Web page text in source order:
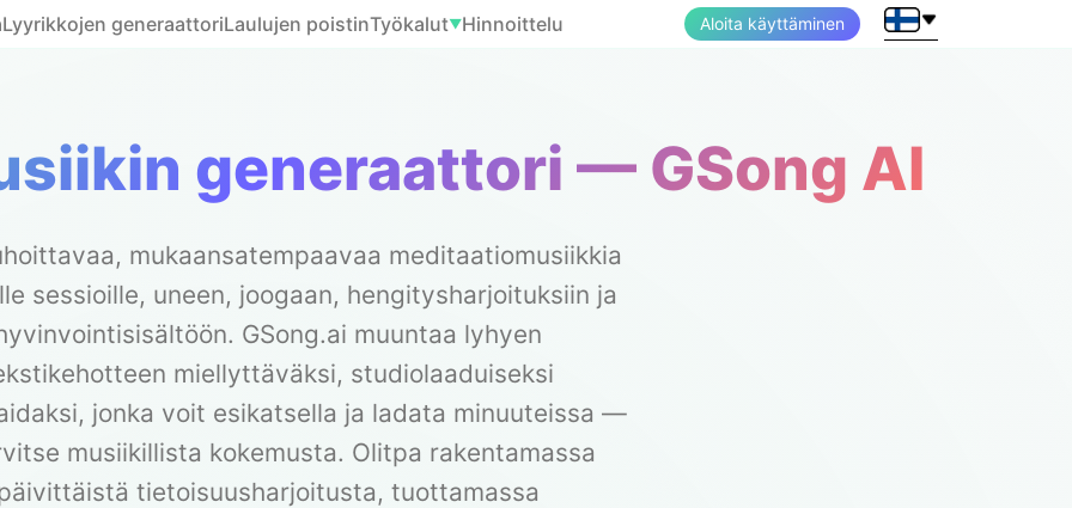
Lyyrikkojen generaattoriLaulujen poistinTyökalut▼Hinnoittelu Aloita käyttäminen
generaattori — GSong AI
mukaansatempaavaa meditaatiomusiikkia
sessioille, uneen, joogaan, hengitysharjoituksiin ja
GSong.ai muuntaa lyhyen
miellyttäväksi, studiolaaduiseksi
jonka voit esikatsella ja ladata minuuteissa —
musiikillista kokemusta. Olitpa rakentamassa
tietoisuusharjoitusta, tuottamassa